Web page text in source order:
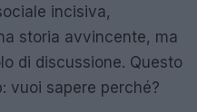
incisiva,
storia avvincente, ma
di discussione. Questo
vuoi sapere perché?